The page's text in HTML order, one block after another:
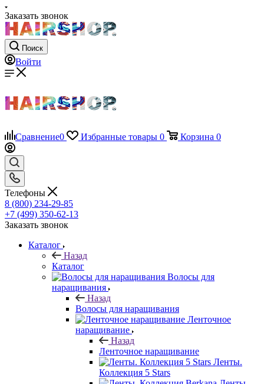
Заказать звонок
Поиск
Войти
Сравнение0 Избранные товары 0 Корзина 0
Телефоны
8 (800) 234-29-85
+7 (499) 350-62-13
Заказать звонок
Каталог
Назад
Каталог
Волосы для
наращивания
Назад
Волосы для наращивания
Ленточное
наращивание
Назад
Ленточное наращивание
Ленты.
Коллекция 5 Stars